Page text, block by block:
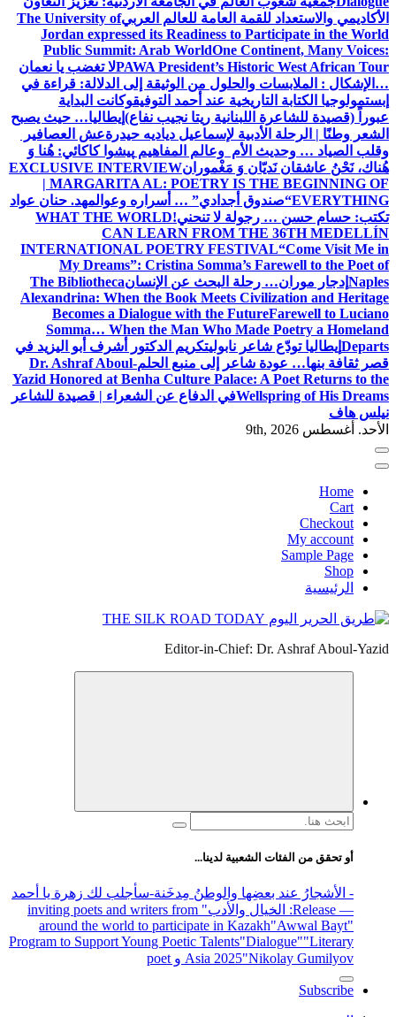
الأكاديمي والاستعداد للقمة العامة للعالم العربيThe University of
Jordan expressed its Readiness to Participate in the World
Public Summit: Arab WorldOne Continent, Many Voices:
PAWA President’s Historic West African Tourلا تغضب يا نعمان
…الإشكال : الملابسات والحلول من الوثيقة إلى الدلالة: قراءة في
إبستمولوجيا الكتابة التاريخية عند أحمد التوفيقوكانت البداية
عبوراً (قصيدة للشاعرة اللبنانية ريتا نجيب نفاع) إيطاليا… حيث يصبح
الشعر وطنًا | الرحلة الأدبية لإسماعيل دياديه حيدرةعش العصافير
وقلب الصياد … وحديث الأم وعالم المفاهيم پیشوا کاکائي: هُنا وَ
هُناك، نَحْنُ عاشقان نَديّان وَ مَغْمورانEXCLUSIVE INTERVIEW
| MARGARITA AL: POETRY IS THE BEGINNING OF
EVERYTHING“صندوق أجدادي” … أسراره وعوالمهد. حنان عواد
تكتب: حسام حسن … رجولة لا تنحني!WHAT THE WORLD
CAN LEARN FROM THE 36TH MEDELLÍN
INTERNATIONAL POETRY FESTIVAL“Come Visit Me in
My Dreams”: Cristina Somma’s Farewell to the Poet of
Naples إدجار موران… رحلة البحث عن الإنسانThe Bibliotheca
Alexandrina: When the Book Meets Civilization and Heritage
Becomes a Dialogue with the FutureFarewell to Luciano
Somma… When the Man Who Made Poetry a Homeland
Departs إيطاليا تودّع شاعر نابوليتكريم الدكتور أشرف أبو اليزيد في
قصر ثقافة بنها… عودة شاعر إلى منبع الحلمDr. Ashraf Aboul-
Yazid Honored at Benha Culture Palace: A Poet Returns to the
Wellspring of His Dreamsفي الدفاع عن الشعراء | قصيدة للشاعر
نيلس هاف
الأحد. أغسطس 9th, 2026
Home
Cart
Checkout
My account
Sample Page
Shop
الرئيسية
Editor-in-Chief: Dr. Ashraf Aboul-Yazid
البحث
أو تحقق من الفئات الشعبية لدينا...
- الأشجارُ عند بعضِها والوطنُ مِدخَنة-سأجلب لك زهرة يا أحمد
— Release
: الخيال والأدب
" inviting poets and writers from
around the world to participate in Kazakh"Awwal Bayt"
Program to Support Young Poetic Talents"Dialogue""Literary
Asia 2025"Nikolay Gumilyov و poet
Subscribe